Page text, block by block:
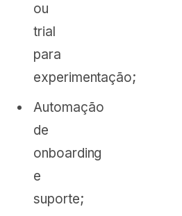
ou
trial
para
experimentação;
Automação
de
onboarding
e
suporte;